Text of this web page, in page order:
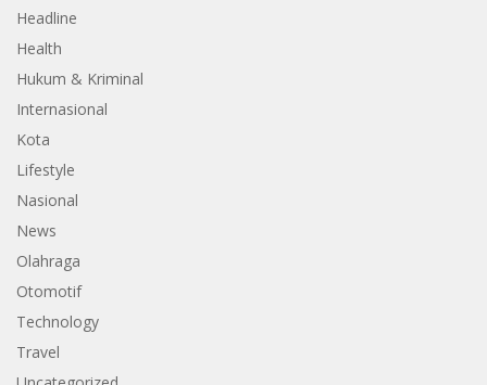
Headline
Health
Hukum & Kriminal
Internasional
Kota
Lifestyle
Nasional
News
Olahraga
Otomotif
Technology
Travel